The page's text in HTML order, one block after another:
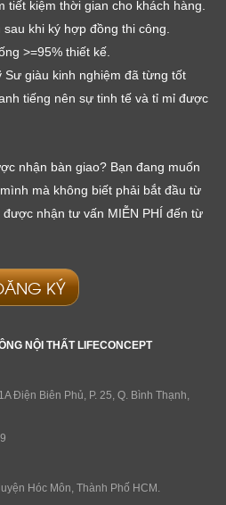
tiết kiệm thời gian cho khách hàng.
khi ký hợp đồng thi công.
>=95% thiết kế.
giàu kinh nghiệm đã từng tốt
tiếng nên sự tinh tế và tỉ mỉ được
nhận bàn giao? Bạn đang muốn
mà không biết phải bắt đầu từ
được nhận tư vấn MIỄN PHÍ đến từ
KÝ
NỘI THẤT LIFECONCEPT
Điện Biên Phủ, P. 25, Q. Bình Thạnh,
Hóc Môn, Thành Phố HCM.
ƠN
đã để lại thông tin.
trong thời gian sớm nhất